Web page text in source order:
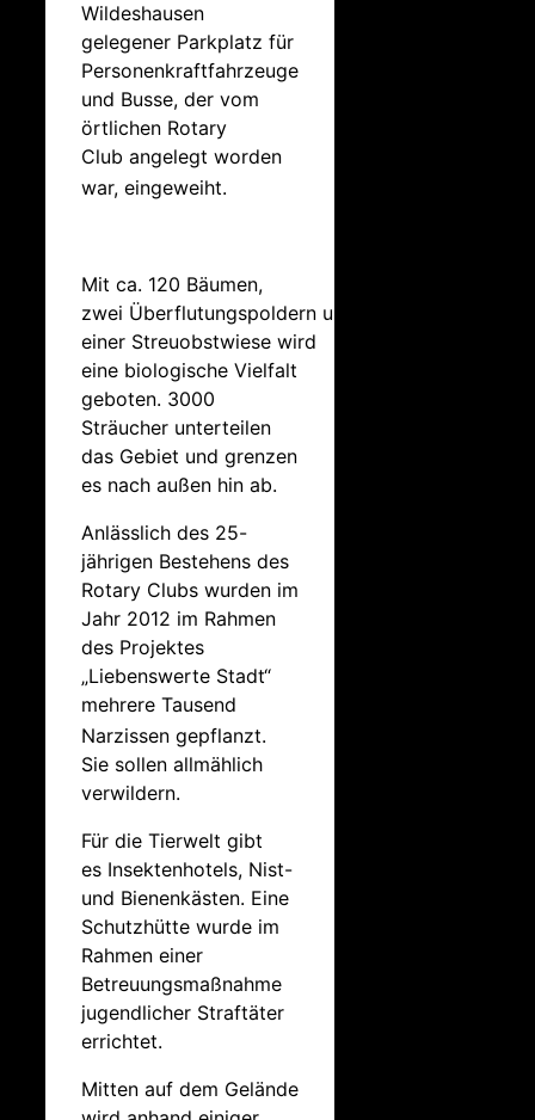
Wildeshausen
gelegener Parkplatz für
Personenkraftfahrzeuge
und Busse, der vom
örtlichen Rotary
Club angelegt worden
war, eingeweiht.
Mit ca. 120 Bäumen,
zwei Überflutungspoldern und
einer Streuobstwiese wird
eine biologische Vielfalt
geboten. 3000
Sträucher unterteilen
das Gebiet und grenzen
es nach außen hin ab.
Anlässlich des 25-
jährigen Bestehens des
Rotary Clubs wurden im
Jahr 2012 im Rahmen
des Projektes
„Liebenswerte Stadt“
mehrere Tausend
Narzissen gepflanzt.
Sie sollen allmählich
verwildern.
Für die Tierwelt gibt
es Insektenhotels, Nist-
und Bienenkästen. Eine
Schutzhütte wurde im
Rahmen einer
Betreuungsmaßnahme
jugendlicher Straftäter
errichtet.
Mitten auf dem Gelände